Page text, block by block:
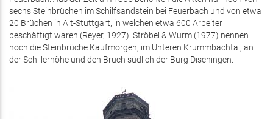
sechs Steinbrüchen im Schilfsandstein bei Feuerbach und von etwa
20 Brüchen in Alt-Stuttgart, in welchen etwa 600 Arbeiter
beschäftigt waren (Reyer, 1927). Ströbel & Wurm (1977) nennen
noch die Steinbrüche Kaufmorgen, im Unteren Krummbachtal, an
der Schillerhöhe und den Bruch südlich der Burg Dischingen.